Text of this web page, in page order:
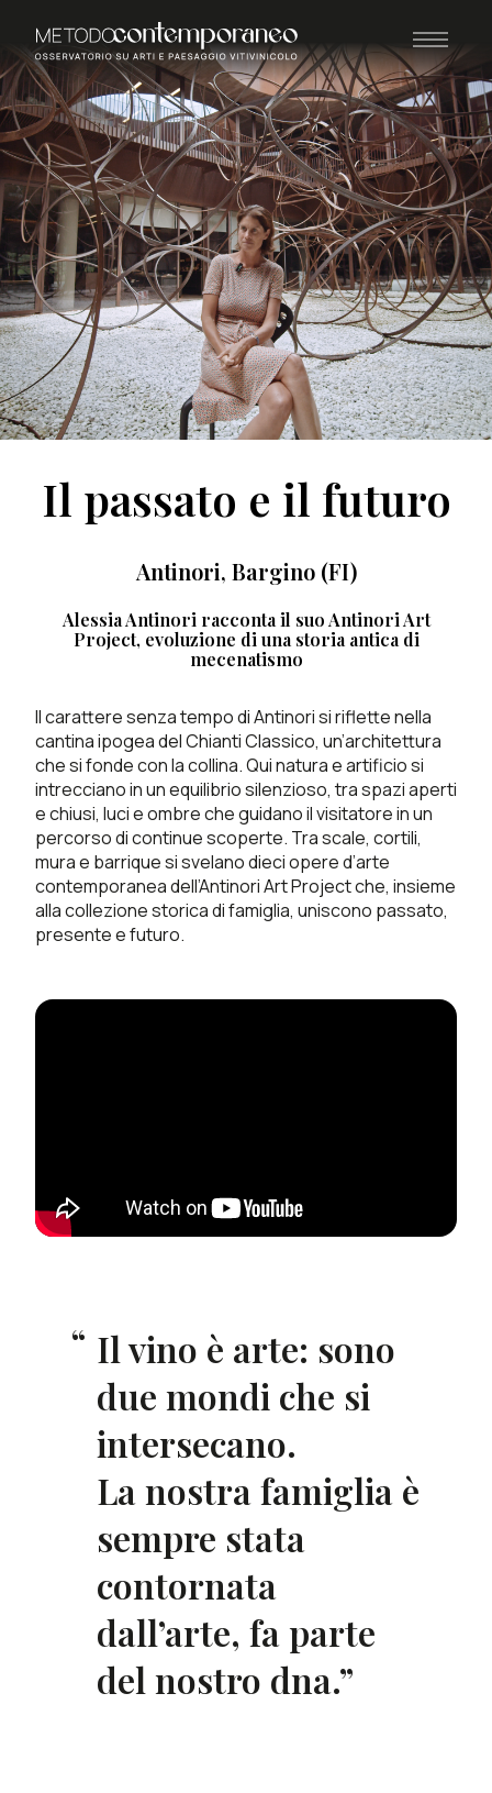
Il passato e il futuro
Antinori, Bargino (FI)
Alessia Antinori racconta il suo Antinori Art
Project, evoluzione di una storia antica di
mecenatismo
Il carattere senza tempo di Antinori si riflette nella
cantina ipogea del Chianti Classico, un’architettura
che si fonde con la collina. Qui natura e artificio si
intrecciano in un equilibrio silenzioso, tra spazi aperti
e chiusi, luci e ombre che guidano il visitatore in un
percorso di continue scoperte. Tra scale, cortili,
mura e barrique si svelano dieci opere d’arte
contemporanea dell’Antinori Art Project che, insieme
alla collezione storica di famiglia, uniscono passato,
presente e futuro.
Il vino è arte: sono
due mondi che si
intersecano.
La nostra famiglia è
sempre stata
contornata
dall’arte, fa parte
del nostro dna.”